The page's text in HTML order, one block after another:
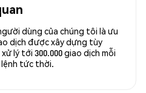
dùng của chúng tôi là ưu
dịch được xây dựng tùy
lý tới 300.000 giao dịch mỗi
tức thời.